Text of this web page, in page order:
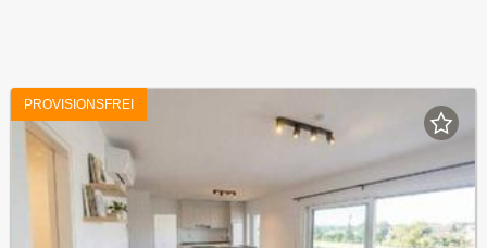
PROVISIONSFREI